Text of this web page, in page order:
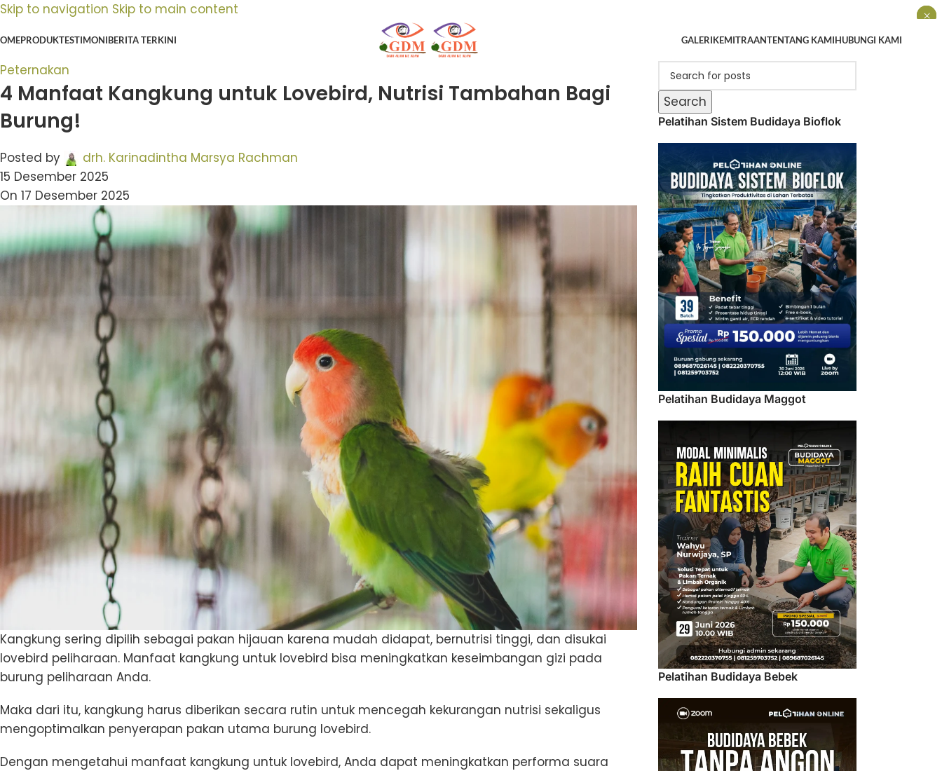
Skip to navigation Skip to main content
PRODUKTESTIMONIBERITA TERKINI GALERIKEMITRAANTENTANG KAMIHUBUNGI KAMI
Peternakan
4 Manfaat Kangkung untuk Lovebird, Nutrisi Tambahan Bagi
Burung!
Posted by
drh. Karinadintha Marsya Rachman
15 Desember 2025
On 17 Desember 2025
Kangkung sering dipilih sebagai pakan hijauan karena mudah didapat, bernutrisi tinggi, dan disukai
lovebird peliharaan. Manfaat kangkung untuk lovebird bisa meningkatkan keseimbangan gizi pada
burung peliharaan Anda.
Maka dari itu, kangkung harus diberikan secara rutin untuk mencegah kekurangan nutrisi sekaligus
mengoptimalkan penyerapan pakan utama burung lovebird.
Dengan mengetahui manfaat kangkung untuk lovebird, Anda dapat meningkatkan performa suara
Search
Pelatihan Sistem Budidaya Bioflok
Pelatihan Budidaya Maggot
Pelatihan Budidaya Bebek
×
×
×